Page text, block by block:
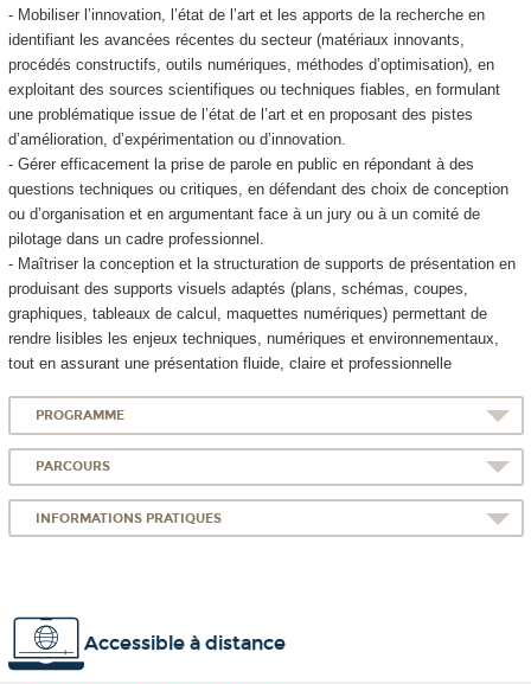
- Mobiliser l’innovation, l’état de l’art et les apports de la recherche en
identifiant les avancées récentes du secteur (matériaux innovants,
procédés constructifs, outils numériques, méthodes d’optimisation), en
exploitant des sources scientifiques ou techniques fiables, en formulant
une problématique issue de l’état de l’art et en proposant des pistes
d’amélioration, d’expérimentation ou d’innovation.
- Gérer efficacement la prise de parole en public en répondant à des
questions techniques ou critiques, en défendant des choix de conception
ou d’organisation et en argumentant face à un jury ou à un comité de
pilotage dans un cadre professionnel.
- Maîtriser la conception et la structuration de supports de présentation en
produisant des supports visuels adaptés (plans, schémas, coupes,
graphiques, tableaux de calcul, maquettes numériques) permettant de
rendre lisibles les enjeux techniques, numériques et environnementaux,
tout en assurant une présentation fluide, claire et professionnelle
PROGRAMME
PARCOURS
INFORMATIONS PRATIQUES
Accessible à distance